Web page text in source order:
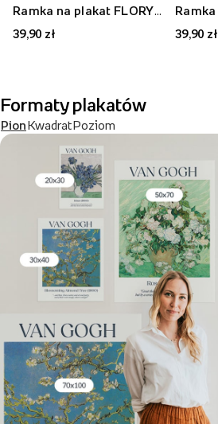
39,90 zł
39,90 zł
Formaty plakatów
PionKwadratPoziom